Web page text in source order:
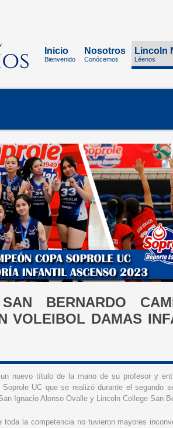
Inicio
Bienvenido
Nosotros
Conócemos
Lincoln
Léenos
BERNARDO
VOLEIBOL DAMAS
nuevo título de la mano de su profesor y
UC que se realizó durante el segundo
Ignacio Alonso Ovalle y Lincoln College San
toda la competencia no tuvieron mayores